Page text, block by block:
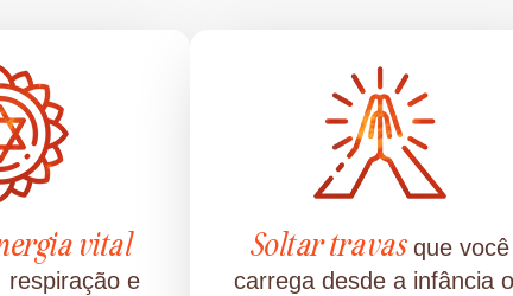
vital
respiração e
Soltar travasque você
carrega desde a infância